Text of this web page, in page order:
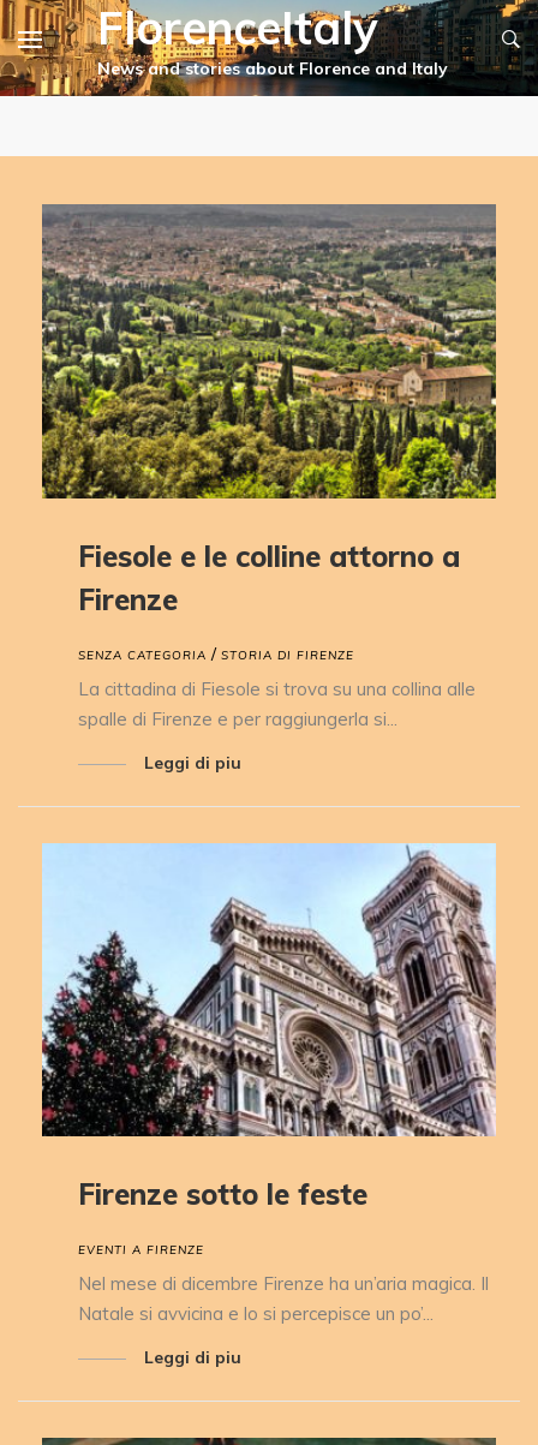
FlorenceItaly
SENZA CATEGORIA / STORIA DI FIRENZE
Fiesole e le colline attorno a
Firenze
La cittadina di Fiesole si trova su una collina alle
spalle di Firenze e per raggiungerla si...
Leggi di piu
EVENTI A FIRENZE
Firenze sotto le feste
Nel mese di dicembre Firenze ha un’aria magica. Il
Natale si avvicina e lo si percepisce un po’...
Leggi di piu